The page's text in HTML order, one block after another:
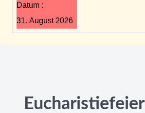
Datum :
31. August 2026
Eucharistiefeier